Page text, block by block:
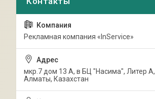
Рекламная компания «InService»
мкр.7 дом 13 А, в БЦ "Насима", Литер А,
Алматы, Казахстан